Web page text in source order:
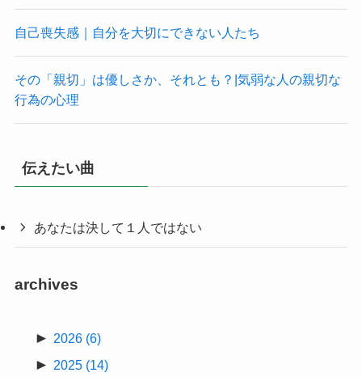
自己喪失感｜自分を大切にできない人たち
その「親切」は優しさか、それとも？|気弱な人の親切な
行為の心理
伝えたい曲
あなたは決して１人ではない
archives
► 2026 (6)
► 2025 (14)